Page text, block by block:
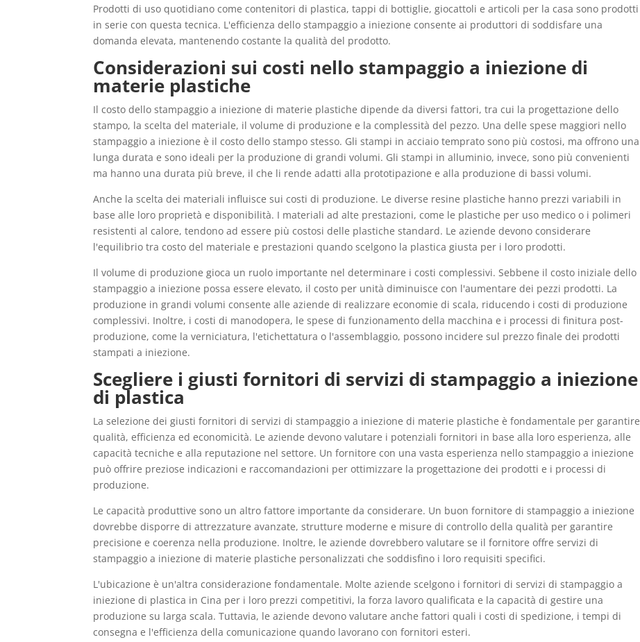
Prodotti di uso quotidiano come contenitori di plastica, tappi di bottiglie, giocattoli e articoli per la casa sono prodotti
in serie con questa tecnica. L'efficienza dello stampaggio a iniezione consente ai produttori di soddisfare una
domanda elevata, mantenendo costante la qualità del prodotto.
Considerazioni sui costi nello stampaggio a iniezione di
materie plastiche
Il costo dello stampaggio a iniezione di materie plastiche dipende da diversi fattori, tra cui la progettazione dello
stampo, la scelta del materiale, il volume di produzione e la complessità del pezzo. Una delle spese maggiori nello
stampaggio a iniezione è il costo dello stampo stesso. Gli stampi in acciaio temprato sono più costosi, ma offrono una
lunga durata e sono ideali per la produzione di grandi volumi. Gli stampi in alluminio, invece, sono più convenienti
ma hanno una durata più breve, il che li rende adatti alla prototipazione e alla produzione di bassi volumi.
Anche la scelta dei materiali influisce sui costi di produzione. Le diverse resine plastiche hanno prezzi variabili in
base alle loro proprietà e disponibilità. I materiali ad alte prestazioni, come le plastiche per uso medico o i polimeri
resistenti al calore, tendono ad essere più costosi delle plastiche standard. Le aziende devono considerare
l'equilibrio tra costo del materiale e prestazioni quando scelgono la plastica giusta per i loro prodotti.
Il volume di produzione gioca un ruolo importante nel determinare i costi complessivi. Sebbene il costo iniziale dello
stampaggio a iniezione possa essere elevato, il costo per unità diminuisce con l'aumentare dei pezzi prodotti. La
produzione in grandi volumi consente alle aziende di realizzare economie di scala, riducendo i costi di produzione
complessivi. Inoltre, i costi di manodopera, le spese di funzionamento della macchina e i processi di finitura post-
produzione, come la verniciatura, l'etichettatura o l'assemblaggio, possono incidere sul prezzo finale dei prodotti
stampati a iniezione.
Scegliere i giusti fornitori di servizi di stampaggio a iniezione
di plastica
La selezione dei giusti fornitori di servizi di stampaggio a iniezione di materie plastiche è fondamentale per garantire
qualità, efficienza ed economicità. Le aziende devono valutare i potenziali fornitori in base alla loro esperienza, alle
capacità tecniche e alla reputazione nel settore. Un fornitore con una vasta esperienza nello stampaggio a iniezione
può offrire preziose indicazioni e raccomandazioni per ottimizzare la progettazione dei prodotti e i processi di
produzione.
Le capacità produttive sono un altro fattore importante da considerare. Un buon fornitore di stampaggio a iniezione
dovrebbe disporre di attrezzature avanzate, strutture moderne e misure di controllo della qualità per garantire
precisione e coerenza nella produzione. Inoltre, le aziende dovrebbero valutare se il fornitore offre servizi di
stampaggio a iniezione di materie plastiche personalizzati che soddisfino i loro requisiti specifici.
L'ubicazione è un'altra considerazione fondamentale. Molte aziende scelgono i fornitori di servizi di stampaggio a
iniezione di plastica in Cina per i loro prezzi competitivi, la forza lavoro qualificata e la capacità di gestire una
produzione su larga scala. Tuttavia, le aziende devono valutare anche fattori quali i costi di spedizione, i tempi di
consegna e l'efficienza della comunicazione quando lavorano con fornitori esteri.